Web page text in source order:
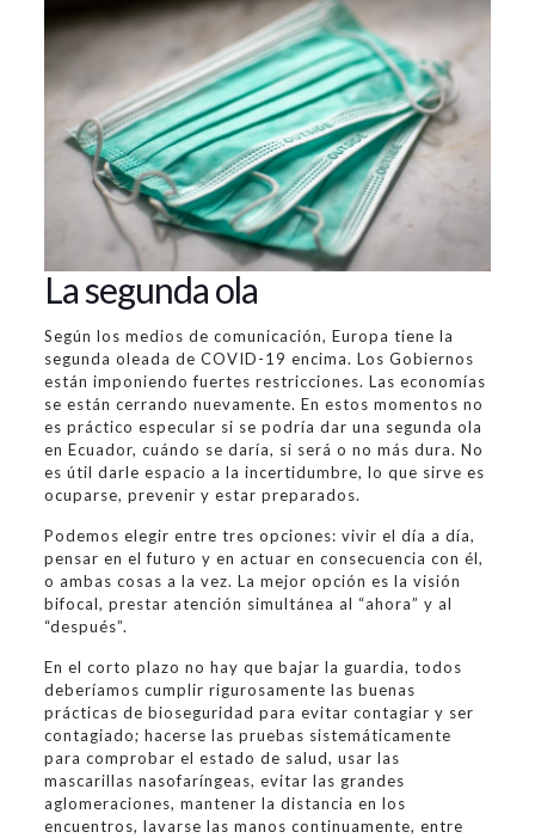
La segunda ola
Según los medios de comunicación, Europa tiene la
segunda oleada de COVID-19 encima. Los Gobiernos
están imponiendo fuertes restricciones. Las economías
se están cerrando nuevamente. En estos momentos no
es práctico especular si se podría dar una segunda ola
en Ecuador, cuándo se daría, si será o no más dura. No
es útil darle espacio a la incertidumbre, lo que sirve es
ocuparse, prevenir y estar preparados.
Podemos elegir entre tres opciones: vivir el día a día,
pensar en el futuro y en actuar en consecuencia con él,
o ambas cosas a la vez. La mejor opción es la visión
bifocal, prestar atención simultánea al “ahora” y al
“después”.
En el corto plazo no hay que bajar la guardia, todos
deberíamos cumplir rigurosamente las buenas
prácticas de bioseguridad para evitar contagiar y ser
contagiado; hacerse las pruebas sistemáticamente
para comprobar el estado de salud, usar las
mascarillas nasofaríngeas, evitar las grandes
aglomeraciones, mantener la distancia en los
encuentros, lavarse las manos continuamente, entre